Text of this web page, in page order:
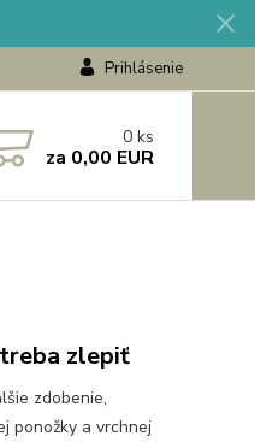
Prihlásenie
0 ks
za 0,00 EUR
zlepiť
zdobenie,
ponožky a vrchnej